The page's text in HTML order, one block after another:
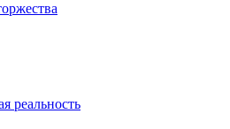
реальность